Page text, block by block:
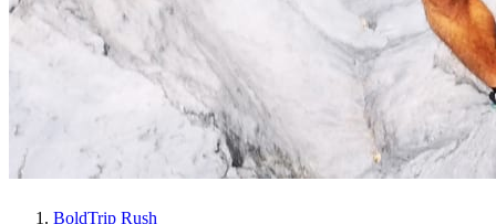
BoldTrip Rush